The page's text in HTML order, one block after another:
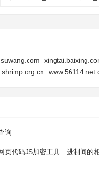
询
页代码JS加密工具 进制间的